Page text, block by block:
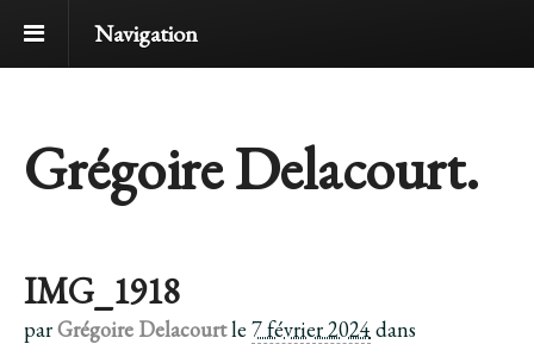
Navigation
Grégoire Delacourt.
IMG_1918
parGrégoire Delacourtle 7 février 2024 dans